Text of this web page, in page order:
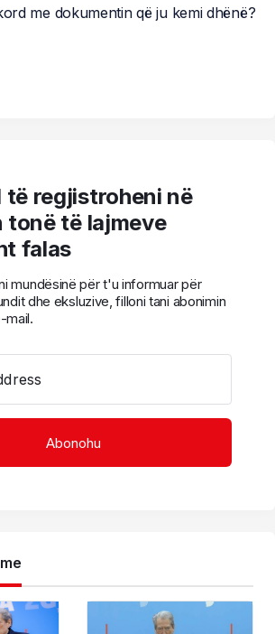
me dokumentin që ju kemi dhënë?
të regjistroheni në
tonë të lajmeve
falas
mundësinë për t'u informuar për
dhe eksluzive, filloni tani abonimin
mail.